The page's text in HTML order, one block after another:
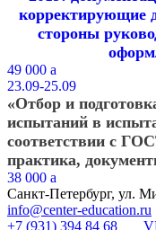
корректирующие
стороны
49 000 a
23.09-25.09
«Отбор и
испытаний в
соответствии с
практика,
38 000 a
Санкт-Петербург, ул.
info@center-education.ru
+7 (931) 394 84 68